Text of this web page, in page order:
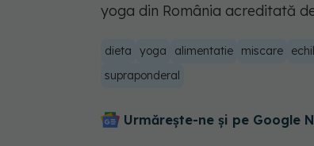
yoga din România acreditată
dieta yoga alimentatie miscare
supraponderal
Urmărește-ne și pe Google